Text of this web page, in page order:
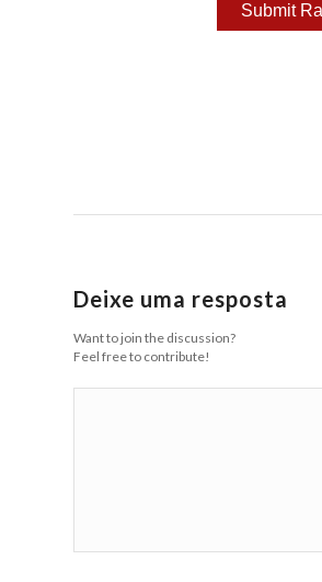
Deixe uma resposta
Want to join the discussion?
Feel free to contribute!